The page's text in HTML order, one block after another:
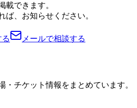
載できます。
ば、お知らせください。
メールで相談する
・チケット情報をまとめています。